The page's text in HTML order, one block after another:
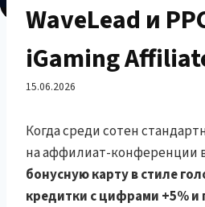
WaveLead и
iGaming
CPA RevShare
MACWAVE26 и
2026
15.06.2026
Когда среди сотен
на аффилиат-конференции
бонусную карту в стиле
кредитки с цифрами +5%